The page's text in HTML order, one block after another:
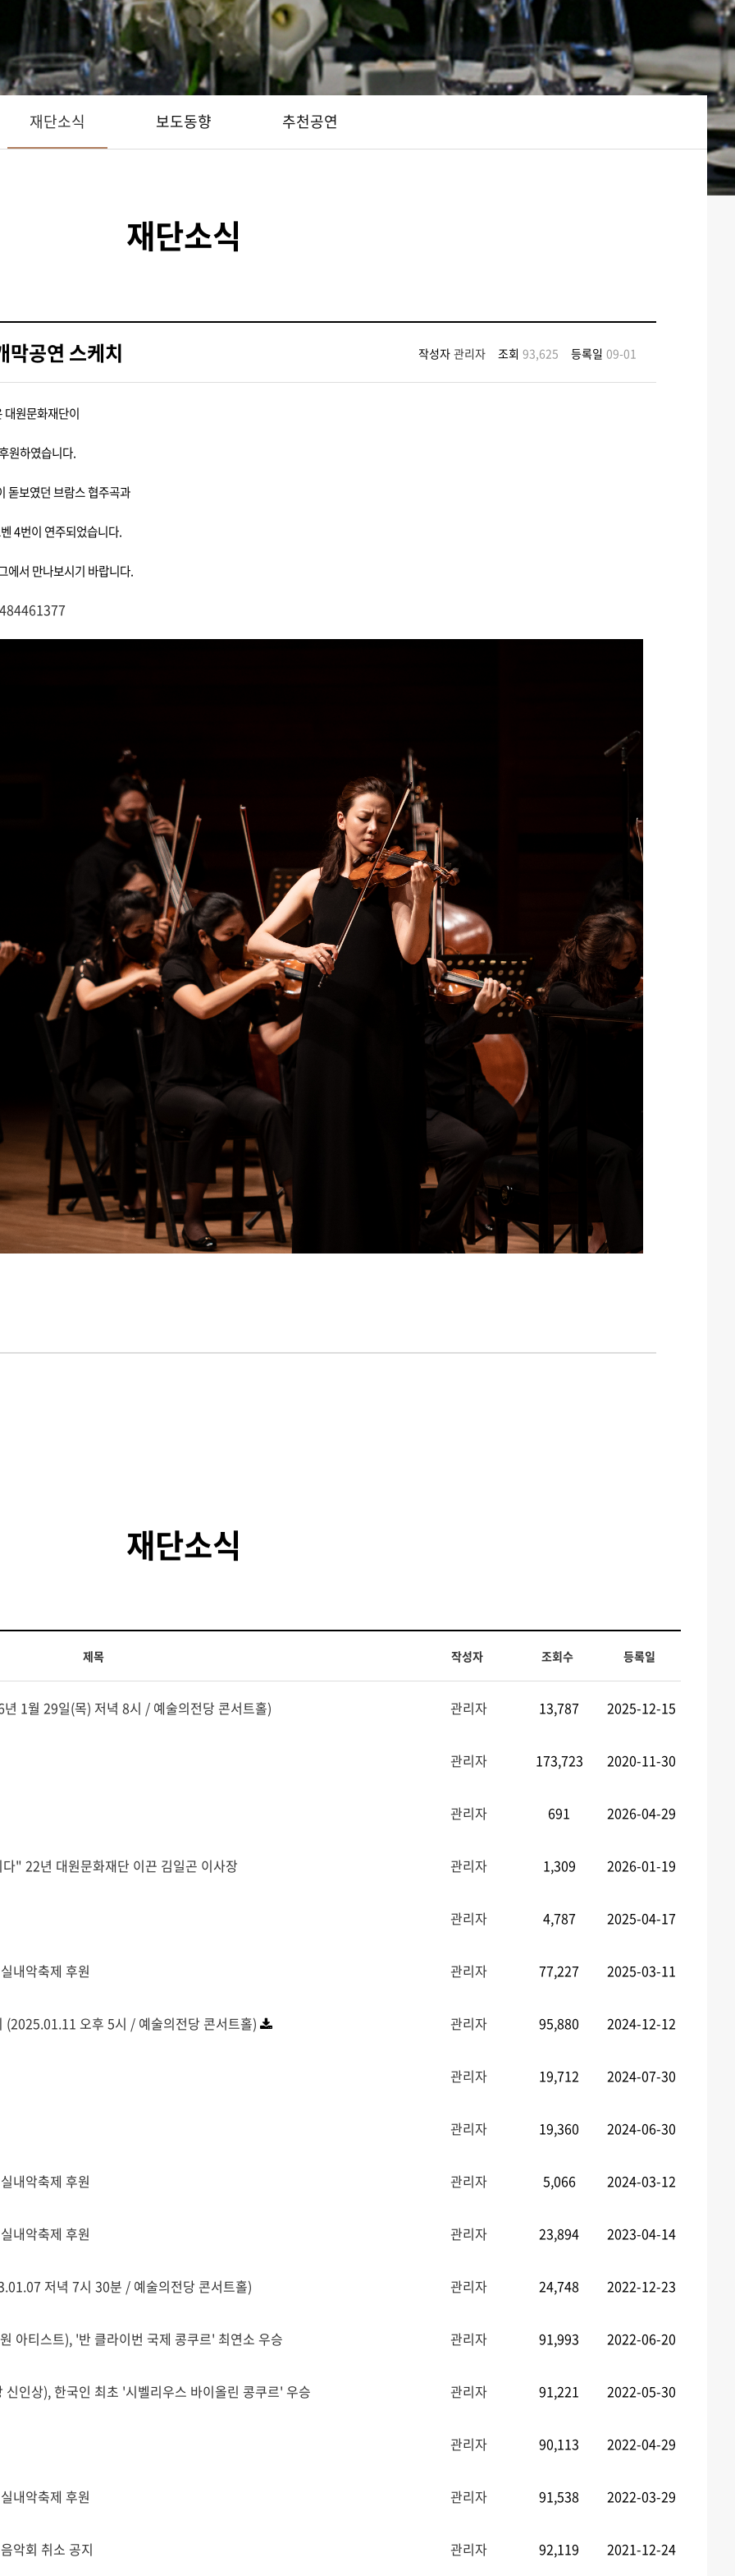
재단소식 보도동향 추천공연
재단소식
공연 스케치 작성자 관리자 조회 93,625 등록일 09-01
원문화재단이
원하였습니다.
돋보였던 브람스 협주곡과
4번이 연주되었습니다.
에서 만나보시기 바랍니다.
재단소식
제목 작성자 조회수 등록일
1월 29일(목) 저녁 8시 / 예술의전당 콘서트홀) 관리자 13,787 2025-12-15
관리자 173,723 2020-11-30
관리자 691 2026-04-29
" 22년 대원문화재단 이끈 김일곤 이사장 관리자 1,309 2026-01-19
관리자 4,787 2025-04-17
내악축제 후원 관리자 77,227 2025-03-11
오후 5시 / 예술의전당 콘서트홀) 관리자 95,880 2024-12-12
관리자 19,712 2024-07-30
관리자 19,360 2024-06-30
내악축제 후원 관리자 5,066 2024-03-12
내악축제 후원 관리자 23,894 2023-04-14
저녁 7시 30분 / 예술의전당 콘서트홀) 관리자 24,748 2022-12-23
아티스트), '반 클라이번 국제 콩쿠르' 최연소 우승 관리자 91,993 2022-06-20
인상), 한국인 최초 '시벨리우스 바이올린 콩쿠르' 우승 관리자 91,221 2022-05-30
관리자 90,113 2022-04-29
내악축제 후원 관리자 91,538 2022-03-29
악회 취소 공지 관리자 92,119 2021-12-24